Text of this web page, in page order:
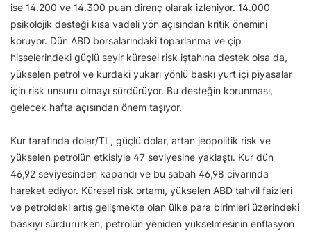
ise 14.200 ve 14.300 puan direnç olarak izleniyor. 14.000
psikolojik desteği kısa vadeli yön açısından kritik önemini
koruyor. Dün ABD borsalarındaki toparlanma ve çip
hisselerindeki güçlü seyir küresel risk iştahına destek olsa da,
yükselen petrol ve kurdaki yukarı yönlü baskı yurt içi piyasalar
için risk unsuru olmayı sürdürüyor. Bu desteğin korunması,
gelecek hafta açısından önem taşıyor.
Kur tarafında dolar/TL, güçlü dolar, artan jeopolitik risk ve
yükselen petrolün etkisiyle 47 seviyesine yaklaştı. Kur dün
46,92 seviyesinden kapandı ve bu sabah 46,98 civarında
hareket ediyor. Küresel risk ortamı, yükselen ABD tahvil faizleri
ve petroldeki artış gelişmekte olan ülke para birimleri üzerindeki
baskıyı sürdürürken, petrolün yeniden yükselmesinin enflasyon